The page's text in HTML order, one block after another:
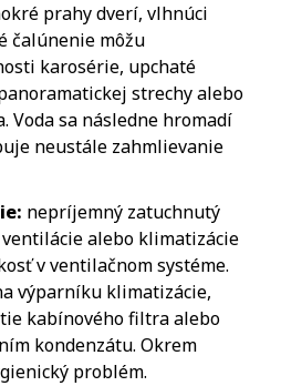
prahy dverí, vlhnúci
čalúnenie môžu
karosérie, upchaté
strechy alebo
Voda sa následne hromadí
neustále zahmlievanie
nepríjemný zatuchnutý
alebo klimatizácie
v ventilačnom systéme.
výparníku klimatizácie,
kabínového filtra alebo
kondenzátu. Okrem
problém.